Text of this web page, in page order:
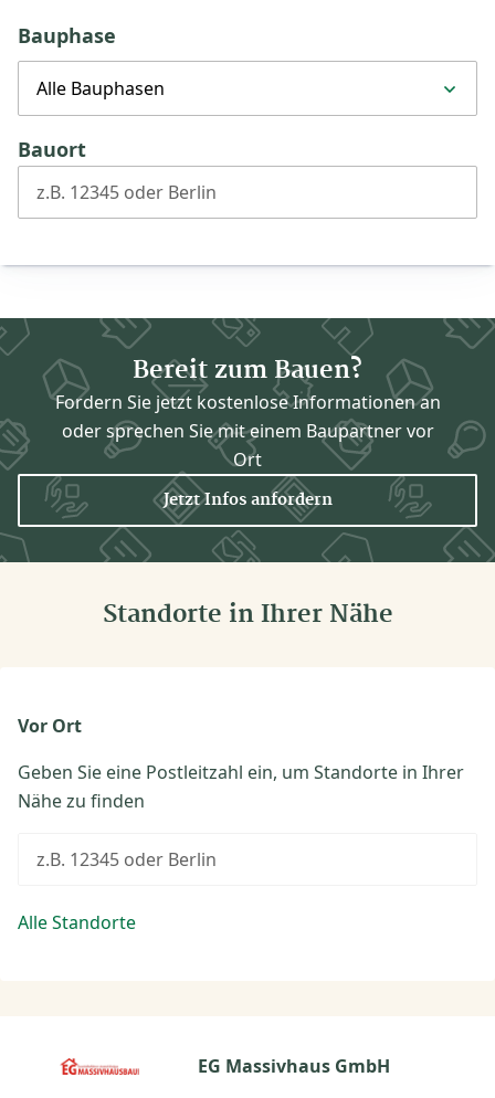
Bauphase
Alle Bauphasen
Bauort
z.B. 12345 oder Berlin
Bereit zum Bauen?
Fordern Sie jetzt kostenlose Informationen an
oder sprechen Sie mit einem Baupartner vor
Ort
Jetzt Infos anfordern
Standorte in Ihrer Nähe
Vor Ort
Geben Sie eine Postleitzahl ein, um Standorte in Ihrer
Nähe zu finden
z.B. 12345 oder Berlin
Alle Standorte
EG Massivhaus GmbH